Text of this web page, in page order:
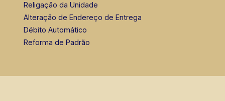
Religação da Unidade
Alteração de Endereço de Entrega
Débito Automático
Reforma de Padrão